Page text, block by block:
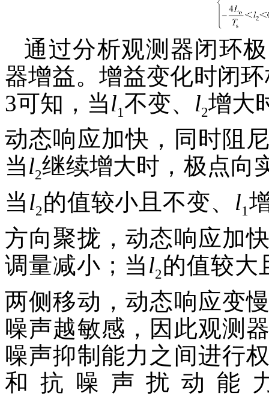
通过分析观测器闭环
器增益。增益变化时闭
3可知，当l1不变、 l2增大
动态响应加快，同时阻
当l2继续增大时，极点向
当l2的值较小且不变、 l1
方向聚拢，动态响应加
调量减小；当l2的值较大
两侧移动，动态响应变
噪声越敏感，因此观测
噪声抑制能力之间进行
和抗噪声扰动能